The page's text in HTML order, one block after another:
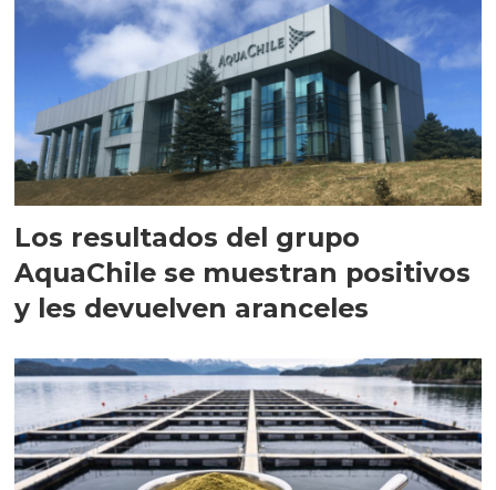
Los resultados del grupo
AquaChile se muestran positivos
y les devuelven aranceles